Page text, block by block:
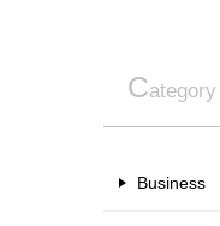
Category
Business